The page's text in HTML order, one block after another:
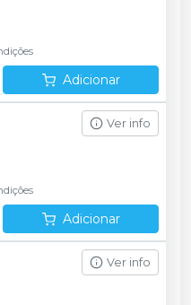
Adicionar
Ver info
Adicionar
Ver info